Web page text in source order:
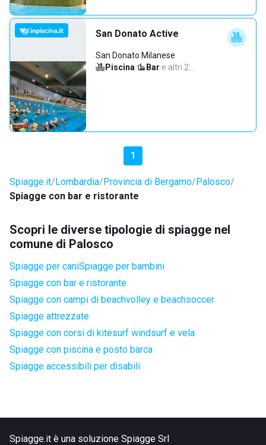
San Donato Active
San Donato Milanese
Piscina· Bar·e altri 2…
1
Spiagge.it Lombardia Provincia di Bergamo Palosco
Spiagge con bar e ristorante
Scopri le diverse tipologie di spiagge nel
comune di Palosco
Spiagge per caniSpiagge per bambini
Spiagge con bar e ristorante
Spiagge con campi di beachvolley e beachsoccer
Spiagge attrezzate
Spiagge con corsi di kitesurf windsurf e vela
Spiagge con piscina e posto barca
Spiagge accessibili per disabili
Spiagge.it è una soluzione Spiagge Srl